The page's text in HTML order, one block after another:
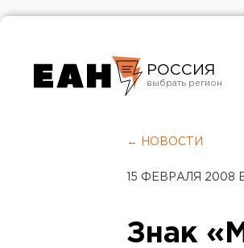
РОССИЯ
Челябинск
← НОВОСТИ
15 ФЕВРАЛЯ 2008 В
Знак